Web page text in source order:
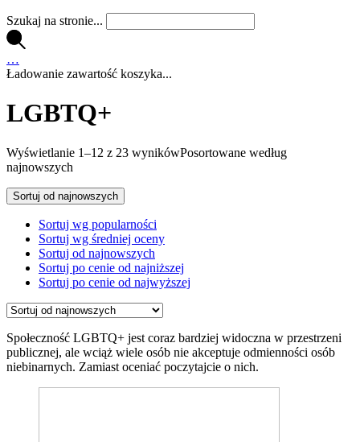
Szukaj na stronie...
…
Ładowanie zawartość koszyka...
LGBTQ+
Wyświetlanie 1–12 z 23 wynikówPosortowane według
najnowszych
Sortuj od najnowszych
Sortuj wg popularności
Sortuj wg średniej oceny
Sortuj od najnowszych
Sortuj po cenie od najniższej
Sortuj po cenie od najwyższej
Społeczność LGBTQ+ jest coraz bardziej widoczna w przestrzeni
publicznej, ale wciąż wiele osób nie akceptuje odmienności osób
niebinarnych. Zamiast oceniać poczytajcie o nich.